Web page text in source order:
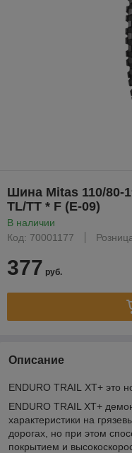
Шина Mitas 110/80-
TL/TT * F (E-09)
В наличии
Код: 70001177
377 руб.
Описание
ENDURO TRAIL XT+ это
ENDURO TRAIL XT+
характеристики на
дорогах, но при этом
покрытием и